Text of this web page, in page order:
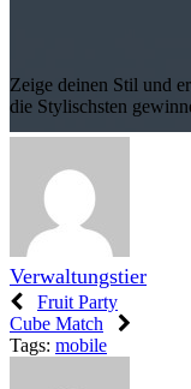
Zeige deinen Stil und
die Stylischsten
Verwaltungstier
Fruit Party
Cube Match
Tags: mobile